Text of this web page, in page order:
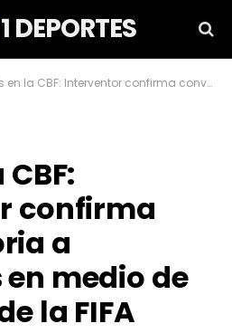
1 DEPORTES
Interventor confirma convocatoria a elecciones en medio de presiones de la FIFA
confirma
a
medio de
la FIFA